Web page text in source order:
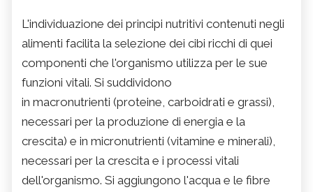
L'individuazione dei principi nutritivi contenuti negli
alimenti facilita la selezione dei cibi ricchi di quei
componenti che l'organismo utilizza per le sue
funzioni vitali. Si suddividono
in macronutrienti (proteine, carboidrati e grassi),
necessari per la produzione di energia e la
crescita) e in micronutrienti (vitamine e minerali),
necessari per la crescita e i processi vitali
dell'organismo. Si aggiungono l'acqua e le fibre